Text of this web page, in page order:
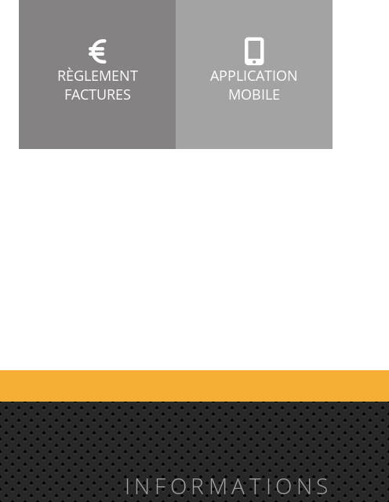
RÈGLEMENT
FACTURES
APPLICATION
MOBILE
INFORMATIONS